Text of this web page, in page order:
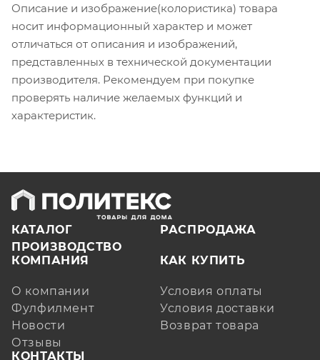
Описание и изображение(колористика) товара
носит информационный характер и может
отличаться от описания и изображений,
представленных в технической документации
производителя. Рекомендуем при покупке
проверять наличие желаемых функций и
характеристик.
КАТАЛОГ
РАСПРОДАЖА
ПРОИЗВОДСТВО
КОМПАНИЯ
О компании
Фулфилмент
Новости
Отзывы
КАК КУПИТЬ
Условия оплаты
Условия доставки
Возврат товара
КОНТАКТЫ